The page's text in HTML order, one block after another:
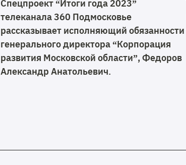
Спецпроект “Итоги года 2023”
телеканала 360 Подмосковье
рассказывает исполняющий обязанности
генерального директора “Корпорация
развития Московской области”, Федоров
Александр Анатольевич.